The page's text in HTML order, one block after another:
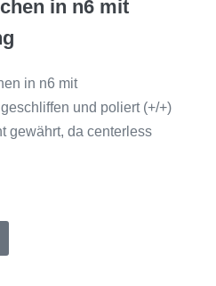
in n6 mit
in n6 mit
und poliert (+/+)
gewährt, da centerless